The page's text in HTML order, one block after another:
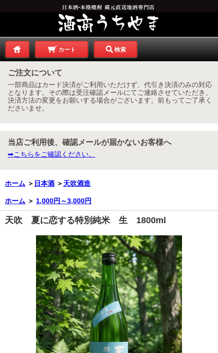
カート 検索
ご注文について
一部商品はカード決済がご利用いただけず、代引き決済のみの対応
となります。その際は受注確認メールにてご連絡させていただき、
決済方法の変更をお願いする場合がございます。前もってご了承く
ださいませ。
当店ご利用後、確認メールが届かないお客様へ
➡こちらをご確認ください。
ホーム ＞ 日本酒 ＞ 天吹酒造
ホーム ＞ 1,000円～3,000円
天吹 夏に恋する特別純米 生 1800ml